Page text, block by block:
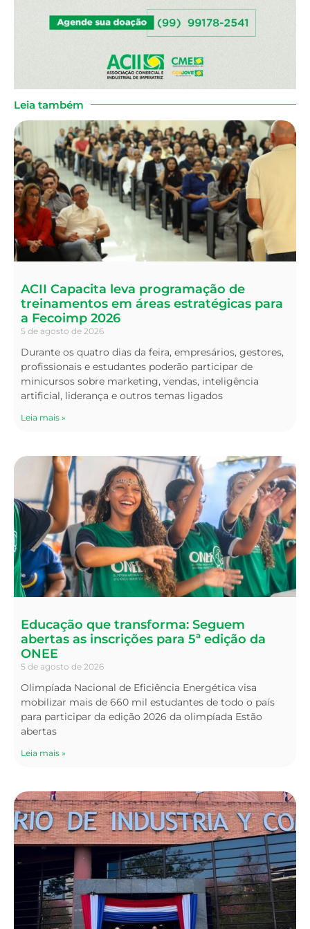
Leia também
ACII Capacita leva programação de
treinamentos em áreas estratégicas para
a Fecoimp 2026
5 de agosto de 2026
Durante os quatro dias da feira, empresários, gestores,
profissionais e estudantes poderão participar de
minicursos sobre marketing, vendas, inteligência
artificial, liderança e outros temas ligados
Leia mais »
Educação que transforma: Seguem
abertas as inscrições para 5ª edição da
ONEE
5 de agosto de 2026
Olimpíada Nacional de Eficiência Energética visa
mobilizar mais de 660 mil estudantes de todo o país
para participar da edição 2026 da olimpíada Estão
abertas
Leia mais »